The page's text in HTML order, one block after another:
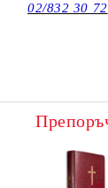
02/832 30 72